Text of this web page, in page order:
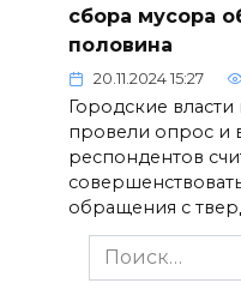
сбора мусора
половина
20.11.2024 15:27
Городские
провели опрос и
респондентов
обращения с
Search
for: